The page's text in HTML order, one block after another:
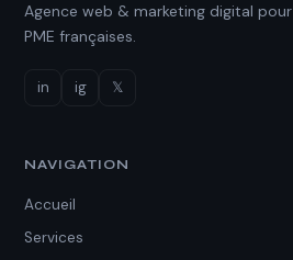
Agence web & marketing digital pour
PME françaises.
in ig 𝕏
NAVIGATION
Accueil
Services